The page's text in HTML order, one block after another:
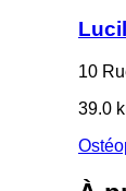
10
39.0